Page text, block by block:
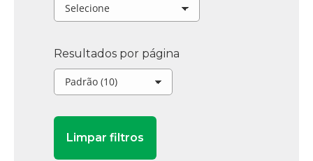
Resultados por página